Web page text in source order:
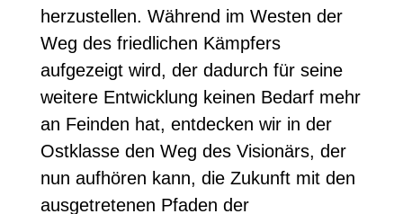
herzustellen. Während im Westen der
Weg des friedlichen Kämpfers
aufgezeigt wird, der dadurch für seine
weitere Entwicklung keinen Bedarf mehr
an Feinden hat, entdecken wir in der
Ostklasse den Weg des Visionärs, der
nun aufhören kann, die Zukunft mit den
ausgetretenen Pfaden der